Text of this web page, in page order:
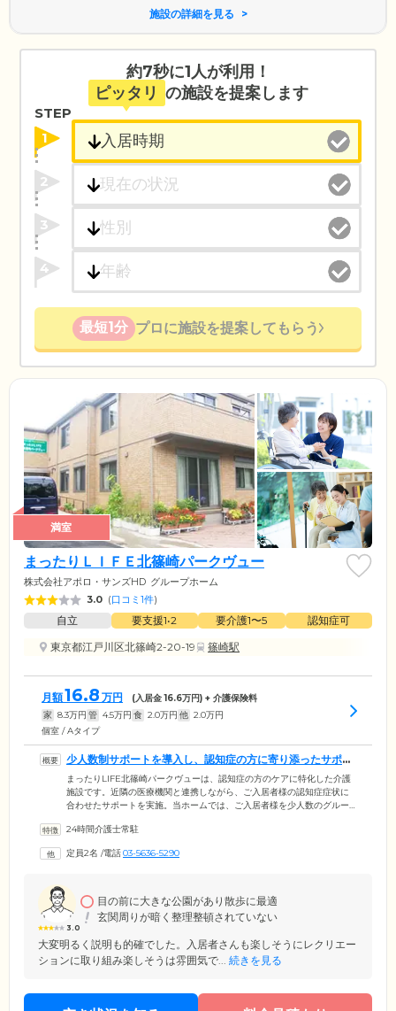
施設の詳細を見る
約7秒に1人が利用！
ピッタリ の施設を提案します
STEP
1
2
3
4
最短1分 プロに施設を提案してもらう
満室
まったりＬＩＦＥ北篠崎パークヴュー
株式会社アポロ・サンズHD グループホーム
3.0 (口コミ1件)
自立 要支援1•2 要介護1〜5
認知症可
東京都江戸川区北篠崎2-20-19
篠崎駅
月額16.8 万円 (入居金16.6万円) + 介護保険料
家 8.3万円 管 4.5万円 食 2.0万円 他 2.0万円
個室 / Aタイプ
少人数制サポートを導入し、認知症の方に寄り添ったサポー
トを行います
まったりLIFE北篠崎パークヴューは、認知症の方のケアに特化した介護
施設です。近隣の医療機関と連携しながら、ご入居者様の認知症症状に
合わせたサポートを実施。当ホームでは、ご入居者様を少人数のグルー
ます。少人数だからこそお一人おひとりに寄り添ったサポートができ、
は、江戸川沿いの自然豊かな環境に位置しています。近くには都立篠崎
24時間介護士常駐
定員2名 /電話03-5636-5290
3.0
目の前に大きな公園があり散歩に最適
玄関周りが暗く整理整頓されていない
大変明るく説明も的確でした。入居者さんも楽しそうにレクリエー
ションに取り組み楽しそうは雰囲気で... 続きを見る